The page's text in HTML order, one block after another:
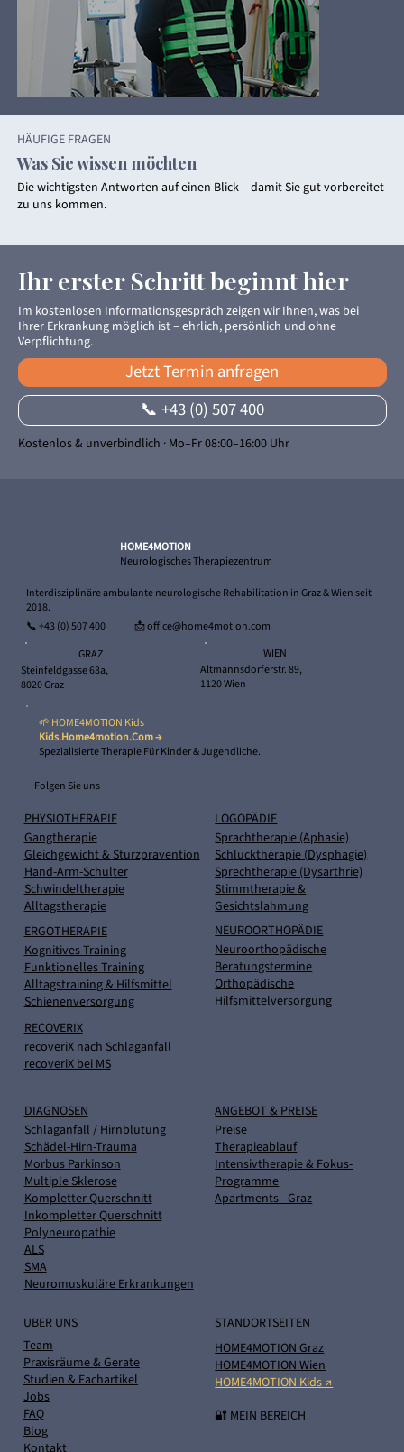
HÄUFIGE FRAGEN
Was Sie wissen möchten
Die wichtigsten Antworten auf einen Blick – damit Sie gut vorbereitet
zu uns kommen.
Ihr erster Schritt beginnt hier
Im kostenlosen Informationsgespräch zeigen wir Ihnen, was bei
Ihrer Erkrankung möglich ist – ehrlich, persönlich und ohne
Verpflichtung.
Jetzt Termin anfragen
📞 +43 (0) 507 400
Kostenlos & unverbindlich · Mo–Fr 08:00–16:00 Uhr
STANDORTSEITEN
HOME4MOTION Graz
HOME4MOTION Wien
HOME4MOTION Kids ↗
🔐 MEIN BEREICH
ANGEBOT & PREISE
Preise
Therapieablauf
Intensivtherapie & Fokus-
Programme
Apartments - Graz
LOGOPÄDIE
Sprachtherapie (Aphasie)
Schlucktherapie (Dysphagie)
Sprechtherapie (Dysarthrie)
Stimmtherapie &
Gesichtslahmung
NEUROORTHOPÄDIE
Neuroorthopädische
Beratungstermine
Orthopädische
Hilfsmittelversorgung
HOME4MOTION
Neurologisches Therapiezentrum
Interdisziplinäre ambulante neurologische Rehabilitation in Graz & Wien seit
2018.
📞+43 (0) 507 400 📩 office@home4motion.com
GRAZ
Steinfeldgasse 63a,
8020 Graz
WIEN
Altmannsdorferstr. 89,
1120 Wien
🌱 HOME4MOTION Kids
Kids.home4motion.com →
Spezialisierte Therapie Für Kinder & Jugendliche.
Folgen Sie uns
PHYSIOTHERAPIE
Gangtherapie
Gleichgewicht & Sturzpravention
Hand-Arm-Schulter
Schwindeltherapie
Alltagstherapie
ERGOTHERAPIE
Kognitives Training
Funktionelles Training
Alltagstraining & Hilfsmittel
Schienenversorgung
RECOVERIX
recoveriX nach Schlaganfall
recoveriX bei MS
DIAGNOSEN
Schlaganfall / Hirnblutung
Schädel-Hirn-Trauma
Morbus Parkinson
Multiple Sklerose
Kompletter Querschnitt
Inkompletter Querschnitt
Polyneuropathie
ALS
SMA
Neuromuskuläre Erkrankungen
UBER UNS
Team
Praxisräume & Gerate
Studien & Fachartikel
Jobs
FAQ
Blog